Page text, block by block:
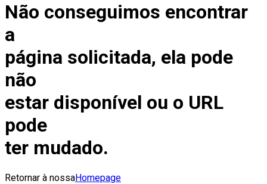
Não conseguimos encontrar
a
página solicitada, ela pode
não
estar disponível ou o URL
pode
ter mudado.
Retornar à nossaHomepage